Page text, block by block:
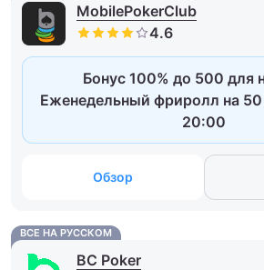
MobilePokerClub
Бонус 100% до 500 для
Еженедельный фриролл на 50
20:00
Обзор
ВСЕ НА РУССКОМ
BC Poker